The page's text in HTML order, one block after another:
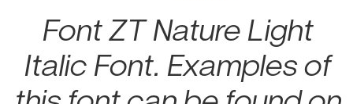
Font ZT Nature Light
Italic Font. Examples of